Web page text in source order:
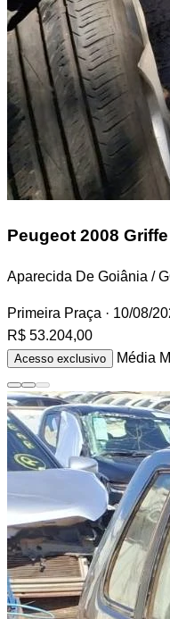
Peugeot 2008
Aparecida De Goiânia /
Primeira Praça · 10/08/
R$ 53.204,00
Acesso exclusivo Média